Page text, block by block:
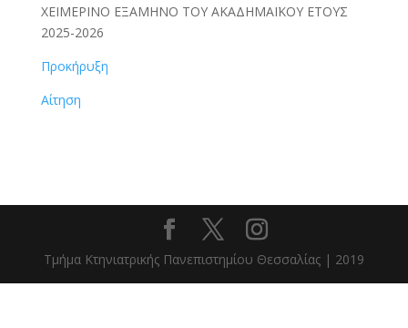
ΧΕΙΜΕΡΙΝΟ ΕΞΑΜΗΝΟ ΤΟΥ ΑΚΑΔΗΜΑΪΚΟΥ ΕΤΟΥΣ
2025-2026
Προκήρυξη
Αίτηση
Τμήμα Κτηνιατρικής Πανεπιστημίου Θεσσαλίας | 2019